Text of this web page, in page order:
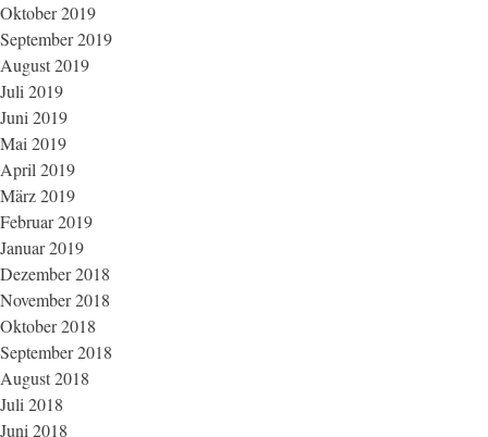
Oktober 2019
September 2019
August 2019
Juli 2019
Juni 2019
Mai 2019
April 2019
März 2019
Februar 2019
Januar 2019
Dezember 2018
November 2018
Oktober 2018
September 2018
August 2018
Juli 2018
Juni 2018